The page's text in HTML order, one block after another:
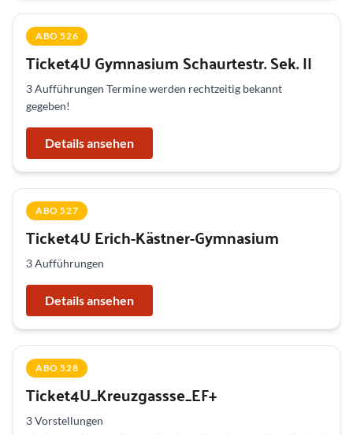
ABO 526
Ticket4U Gymnasium Schaurtestr. Sek. II
3 Aufführungen Termine werden rechtzeitig bekannt
gegeben!
Details ansehen
ABO 527
Ticket4U Erich-Kästner-Gymnasium
3 Aufführungen
Details ansehen
ABO 528
Ticket4U_Kreuzgassse_EF+
3 Vorstellungen